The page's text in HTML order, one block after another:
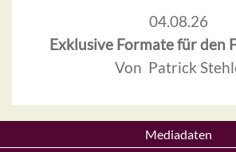
04.08.26
Exklusive Formate für den
Von Patrick
Mediadaten